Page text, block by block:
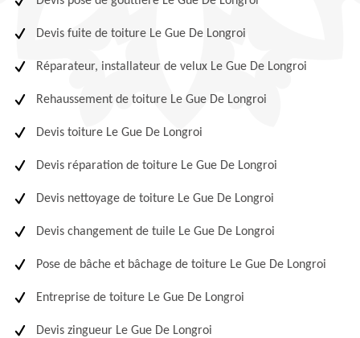
Devis fuite de toiture Le Gue De Longroi
Réparateur, installateur de velux Le Gue De Longroi
Rehaussement de toiture Le Gue De Longroi
Devis toiture Le Gue De Longroi
Devis réparation de toiture Le Gue De Longroi
Devis nettoyage de toiture Le Gue De Longroi
Devis changement de tuile Le Gue De Longroi
Pose de bâche et bâchage de toiture Le Gue De Longroi
Entreprise de toiture Le Gue De Longroi
Devis zingueur Le Gue De Longroi